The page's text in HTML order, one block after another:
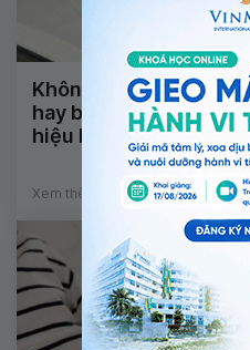
Không nói được, nhìn
hay bị động kinh và tê
hiệu bệnh gì?
Xem thêm